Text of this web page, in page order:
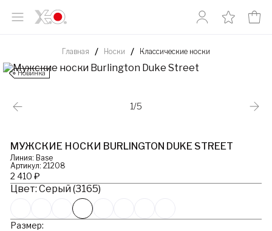
Главная Носки Классические носки
Новинка
1/5
МУЖСКИЕ НОСКИ BURLINGTON DUKE STREET
Линия: Base
Артикул: 21208
2 410 ₽
Цвет: Серый (3165)
Размер: